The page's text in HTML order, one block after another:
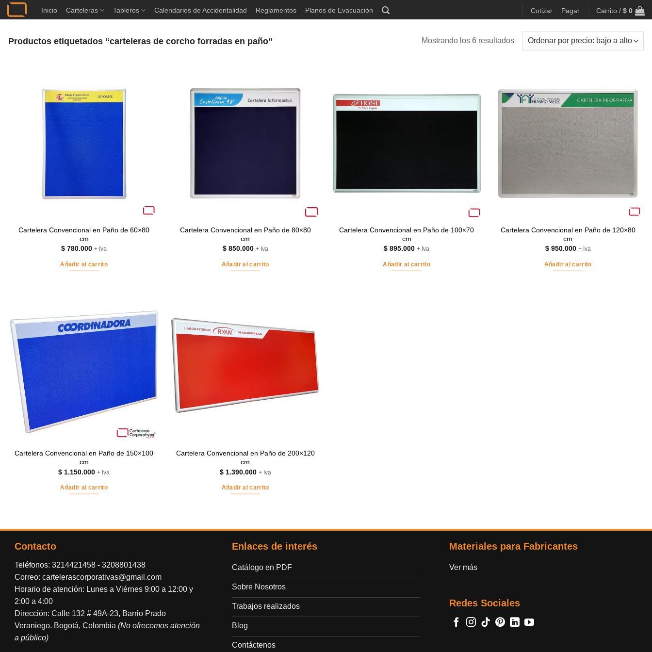
Saltar
al
Inicio Carteleras Tableros Calendarios de Accidentalidad Reglamentos Planos de Evacuación Cotizar Pagar Carrito / $ 0
Productos etiquetados “carteleras de corcho forradas en paño” Mostrando los 6 resultadosOrdenado
por
a
alto
Cartelera Convencional en Paño de 60×80
cm
$ 780.000 + Iva
Añadir al carrito
Cartelera Convencional en Paño de 80×80
cm
$850.000 + Iva
Añadir al carrito
Cartelera Convencional en Paño de 100×70
cm
$ 895.000 + Iva
Añadir al carrito
Cartelera Convencional en Paño de 120×80
cm
$950.000 + Iva
Añadir al carrito
Cartelera Convencional en Paño de 150×100
cm
$ 1.150.000 + Iva
Añadir al carrito
Cartelera Convencional en Paño de 200×120
cm
$1.390.000 + Iva
Añadir al carrito
Contacto
Teléfonos: 3214421458 - 3208801438
Correo: cartelerascorporativas@gmail.com
Horario de atención: Lunes a Viérnes 9:00 a 12:00 y
2:00 a 4:00
Dirección: Calle 132 # 49A-23, Barrio Prado
Veraniego. Bogotá, Colombia (No ofrecemos atención
a público)
Enlaces de interés
Catálogo en PDF
Sobre Nosotros
Trabajos realizados
Blog
Contáctenos
Materiales para Fabricantes
Ver más
Redes Sociales